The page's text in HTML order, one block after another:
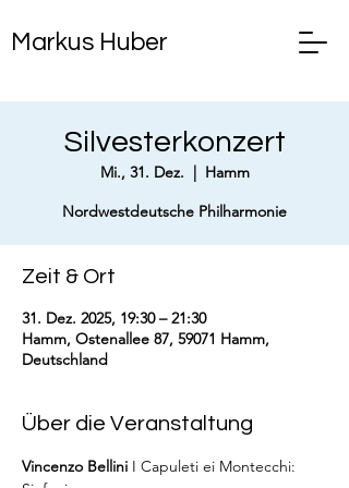
Markus Huber
Silvesterkonzert
Mi., 31. Dez.
  |
Hamm
Nordwestdeutsche Philharmonie
Zeit & Ort
31. Dez. 2025, 19:30 – 21:30
Hamm, Ostenallee 87, 59071 Hamm,
Deutschland
Über die Veranstaltung
Vincenzo Bellini I Capuleti ei Montecchi: